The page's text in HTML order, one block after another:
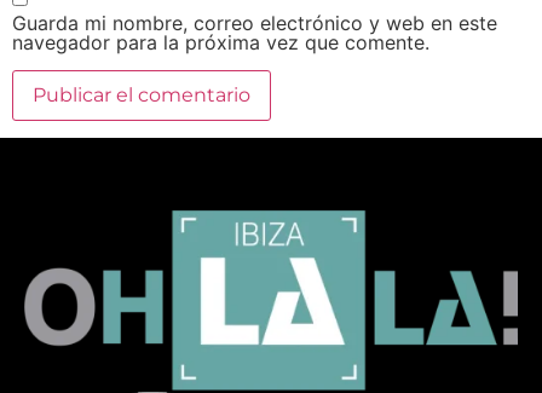
Guarda mi nombre, correo electrónico y web en este
navegador para la próxima vez que comente.